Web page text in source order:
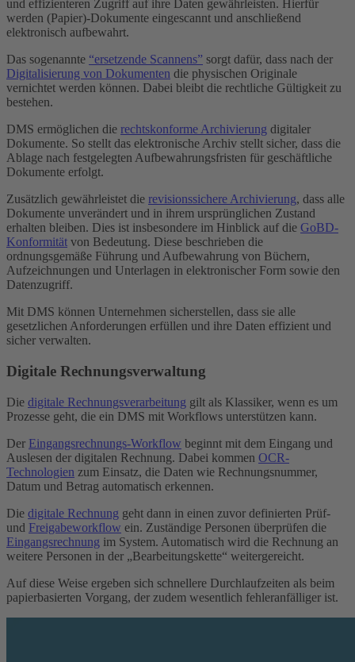
und effizienteren Zugriff auf ihre Daten gewährleisten. Hierfür
werden (Papier)-Dokumente eingescannt und anschließend
elektronisch aufbewahrt.
Das sogenannte “ersetzende Scannens” sorgt dafür, dass nach der
Digitalisierung von Dokumenten die physischen Originale
vernichtet werden können. Dabei bleibt die rechtliche Gültigkeit zu
bestehen.
DMS ermöglichen die rechtskonforme Archivierung digitaler
Dokumente. So stellt das elektronische Archiv stellt sicher, dass die
Ablage nach festgelegten Aufbewahrungsfristen für geschäftliche
Dokumente erfolgt.
Zusätzlich gewährleistet die revisionssichere Archivierung, dass alle
Dokumente unverändert und in ihrem ursprünglichen Zustand
erhalten bleiben. Dies ist insbesondere im Hinblick auf die GoBD-
Konformität von Bedeutung. Diese beschrieben die
ordnungsgemäße Führung und Aufbewahrung von Büchern,
Aufzeichnungen und Unterlagen in elektronischer Form sowie den
Datenzugriff.
Mit DMS können Unternehmen sicherstellen, dass sie alle
gesetzlichen Anforderungen erfüllen und ihre Daten effizient und
sicher verwalten.
Digitale Rechnungsverwaltung
Die digitale Rechnungsverarbeitung gilt als Klassiker, wenn es um
Prozesse geht, die ein DMS mit Workflows unterstützen kann.
Der Eingangsrechnungs-Workflow beginnt mit dem Eingang und
Auslesen der digitalen Rechnung. Dabei kommen OCR-
Technologien zum Einsatz, die Daten wie Rechnungsnummer,
Datum und Betrag automatisch erkennen.
Die digitale Rechnung geht dann in einen zuvor definierten Prüf-
und Freigabeworkflow ein. Zuständige Personen überprüfen die
Eingangsrechnung im System. Automatisch wird die Rechnung an
weitere Personen in der „Bearbeitungskette“ weitergereicht.
Auf diese Weise ergeben sich schnellere Durchlaufzeiten als beim
papierbasierten Vorgang, der zudem wesentlich fehleranfälliger ist.